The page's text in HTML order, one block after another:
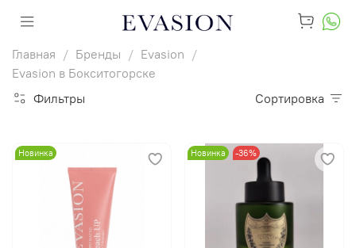
Главная Бренды
Evasion
Evasion в Бокситогорске
Фильтры
Сортировка
Новинка Новинка -36%